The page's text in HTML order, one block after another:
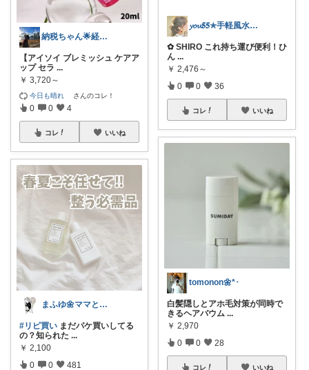
納税ちゃん🌟経由購入★
【アイソイ ブレミッシュ ケアア
ップ セラ ...
￥ 3,720～
今日も晴れ さんのコレ！
0 0 4
コレ いいね
まふゆ🌼ママと子ども服
#リピ買い まだパケ買いしてる
の？知られた ...
￥ 2,100
0 0 481
𝔂𝓸𝓾𝟓𝟓✯手軽風水Insta
✿ SHIRO これ持ち運び便利！ひ
ん ...
￥ 2,476～
0 0 36
コレ いいね
tomonon🌼*･
白髪隠しとアホ毛対策が同時で
きるヘアバウム ...
￥ 2,970
0 0 28
コレ いいね